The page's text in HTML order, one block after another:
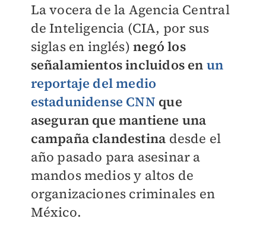
La vocera de la Agencia Central
de Inteligencia (CIA, por sus
siglas en inglés)negó los
señalamientos incluidos en un
reportaje del medio
estadunidense CNN que
aseguran que mantiene una
campaña clandestina desde el
año pasado para asesinar a
mandos medios y altos de
organizaciones criminales en
México.